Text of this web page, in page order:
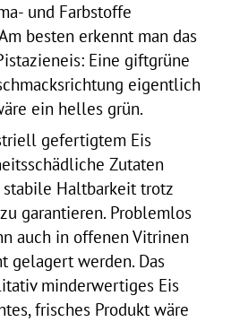
und Farbstoffe
besten erkennt man das
Eine giftgrüne
eigentlich
ein helles grün.
gefertigtem Eis
Zutaten
Haltbarkeit trotz
garantieren. Problemlos
auch in offenen Vitrinen
gelagert werden. Das
minderwertiges Eis
frisches Produkt wäre